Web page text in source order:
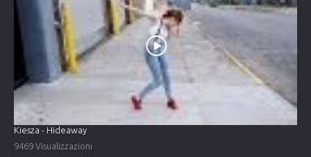
Kiesza - Hideaway
9469 Visualizzazioni